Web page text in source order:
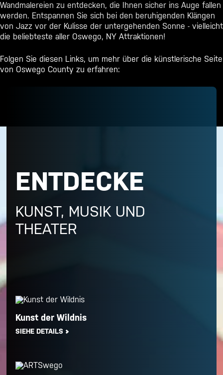
Wandmalereien zu entdecken, die Ihnen sicher ins Auge fallen
werden. Entspannen Sie sich bei den beruhigenden Klängen
von Jazz vor der Kulisse der untergehenden Sonne - vielleicht
die beliebteste aller Oswego, NY Attraktionen!
Folgen Sie diesen Links, um mehr über die künstlerische Seite
von Oswego County zu erfahren:
ENTDECKE
KUNST, MUSIK UND
THEATER
Kunst der Wildnis
SIEHE DETAILS